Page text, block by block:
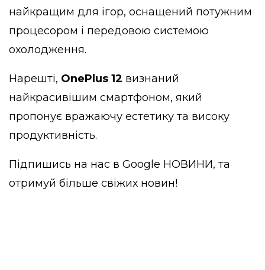
найкращим для ігор, оснащений потужним
процесором і передовою системою
охолодження.
Нарешті, OnePlus 12 визнаний
найкрасивішим смартфоном, який
пропонує вражаючу естетику та високу
продуктивність.
Підпишись на нас в Google НОВИНИ, та
отримуй більше свіжих новин!